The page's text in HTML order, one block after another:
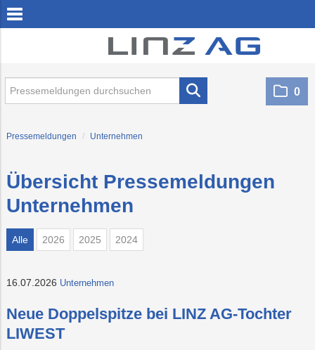
zum Inhalt springen
zum Footer springen
0
PRESSEMELDUNGEN
Kommunale Dienstleistungen
Öffentlicher Verkehr
Energie
MEDIA
Pressemeldungen / Unternehmen
Übersicht Pressemeldungen
Unternehmen
Alle 2026 2025 2024
16.07.2026 Unternehmen
Neue Doppelspitze bei LINZ AG-Tochter
LIWEST